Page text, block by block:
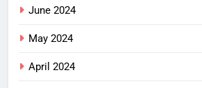
June 2024
May 2024
April 2024